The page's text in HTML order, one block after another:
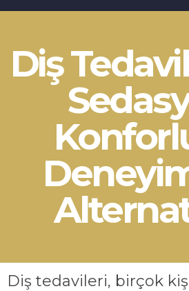
Diş
Diş tedavileri, birçok